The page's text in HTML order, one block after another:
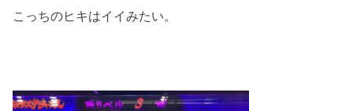
こっちのヒキはイイみたい。